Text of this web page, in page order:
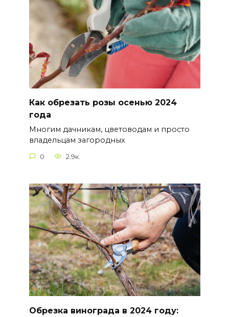
Как обрезать розы осенью 2024
года
Многим дачникам, цветоводам и просто
владельцам загородных
0 2.9к.
Обрезка винограда в 2024 году: